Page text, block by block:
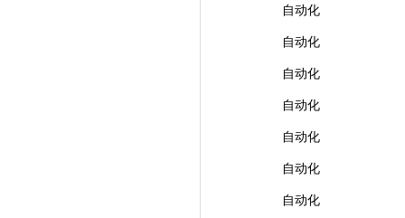
自动化
自动化
自动化
自动化
自动化
自动化
自动化